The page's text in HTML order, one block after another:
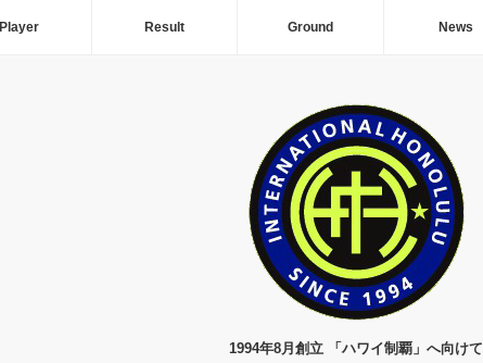
Player Result Ground News
1994年8月創立 「ハワイ制覇」へ向けて